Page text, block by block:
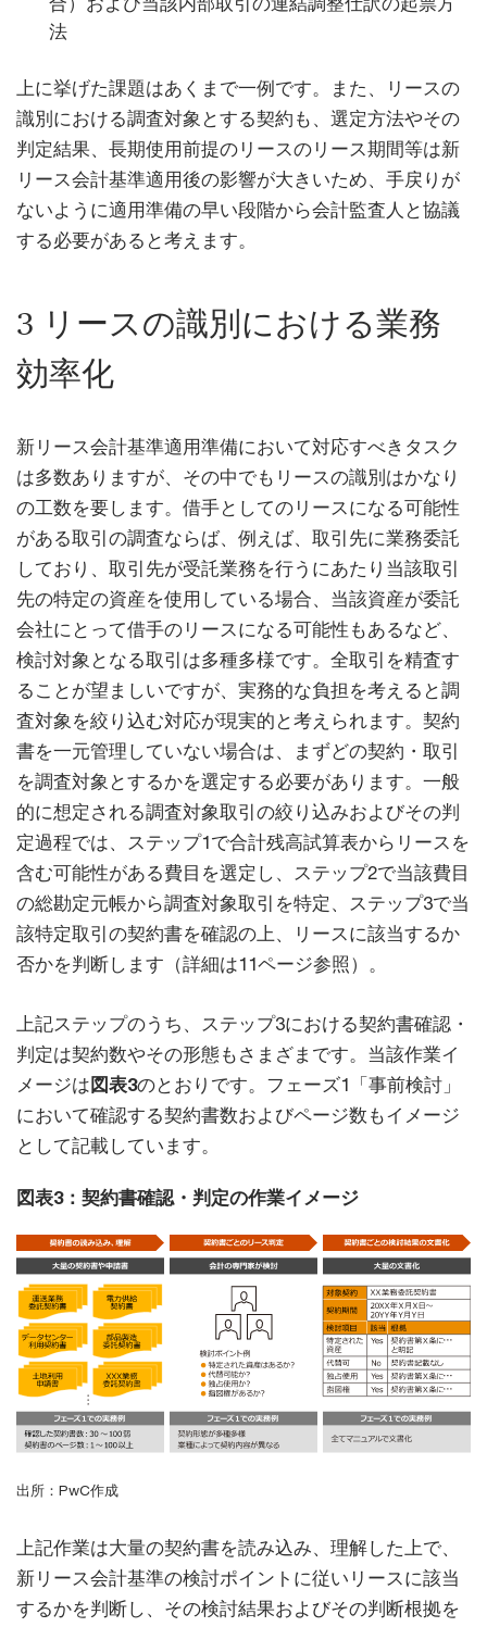
法
上に挙げた課題はあくまで一例です。また、リースの
識別における調査対象とする契約も、選定方法やその
判定結果、長期使用前提のリースのリース期間等は新
リース会計基準適用後の影響が大きいため、手戻りが
ないように適用準備の早い段階から会計監査人と協議
する必要があると考えます。
3 リースの識別における業務
効率化
新リース会計基準適用準備において対応すべきタスク
は多数ありますが、その中でもリースの識別はかなり
の工数を要します。借手としてのリースになる可能性
がある取引の調査ならば、例えば、取引先に業務委託
しており、取引先が受託業務を行うにあたり当該取引
先の特定の資産を使用している場合、当該資産が委託
会社にとって借手のリースになる可能性もあるなど、
検討対象となる取引は多種多様です。全取引を精査す
ることが望ましいですが、実務的な負担を考えると調
査対象を絞り込む対応が現実的と考えられます。契約
書を一元管理していない場合は、まずどの契約・取引
を調査対象とするかを選定する必要があります。一般
的に想定される調査対象取引の絞り込みおよびその判
定過程では、ステップ1で合計残高試算表からリースを
含む可能性がある費目を選定し、ステップ2で当該費目
の総勘定元帳から調査対象取引を特定、ステップ3で当
該特定取引の契約書を確認の上、リースに該当するか
否かを判断します（詳細は11ページ参照）。
上記ステップのうち、ステップ3における契約書確認・
判定は契約数やその形態もさまざまです。当該作業イ
メージは 図表3のとおりです。フェーズ1「事前検討」
において確認する契約書数およびページ数もイメージ
として記載しています。
図表3：契約書確認・判定の作業イメージ
出所：PwC作成
上記作業は大量の契約書を読み込み、理解した上で、
新リース会計基準の検討ポイントに従いリースに該当
するかを判断し、その検討結果およびその判断根拠を